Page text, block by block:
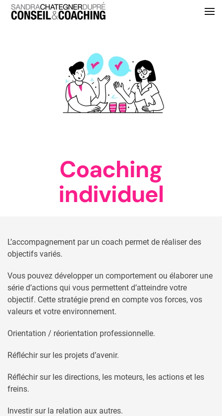
Coaching
individuel
L’accompagnement par un coach permet de réaliser des
objectifs variés.
Vous pouvez développer un comportement ou élaborer une
série d’actions qui vous permettent d’atteindre votre
objectif. Cette stratégie prend en compte vos forces, vos
valeurs et votre environnement.
Orientation / réorientation professionnelle.
Réfléchir sur les projets d’avenir.
Réfléchir sur les directions, les moteurs, les actions et les
freins.
Investir sur la relation aux autres.